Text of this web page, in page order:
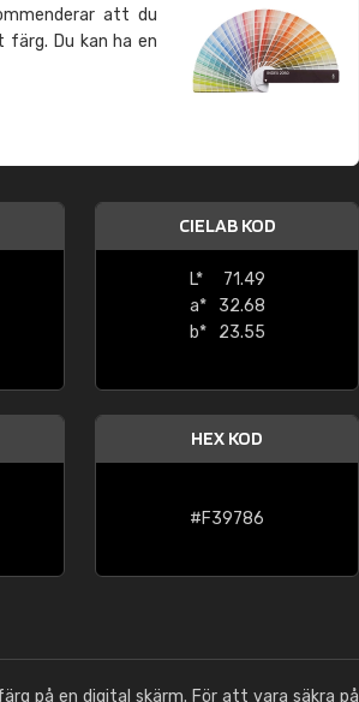
att du
Du kan ha en
CIELAB KOD
L*
71.49
a*
32.68
b*
23.55
HEX KOD
#F39786
på en digital skärm. För att vara säkra på
Windows
"Great product and speedy delivery"